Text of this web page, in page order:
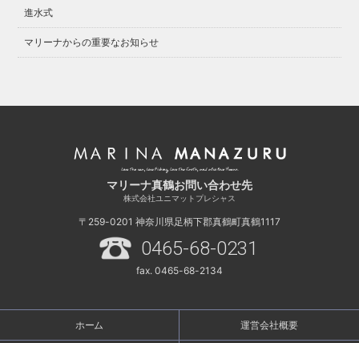
進水式
マリーナからの重要なお知らせ
マリーナ真鶴お問い合わせ先
株式会社ユニマットプレシャス
〒259-0201 神奈川県足柄下郡真鶴町真鶴1117
0465-68-0231
fax. 0465-68-2134
ホーム 運営会社概要